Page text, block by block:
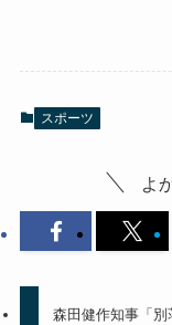
スポーツ
よ
森田健作知事「別